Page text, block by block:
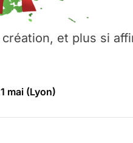
et plus si
Moretti & Pierre
(Haute-Savoie)
mai (Lyon)
(Vaulx-en-Velin)